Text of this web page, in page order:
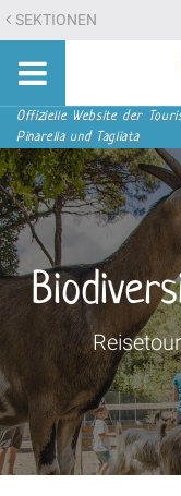
Direkt
zum
Inhalt
Direkt
zur
Navigation
SEKTIONEN
Sektionen
Offizielle Website der
Pinarella und Tagliata
menu